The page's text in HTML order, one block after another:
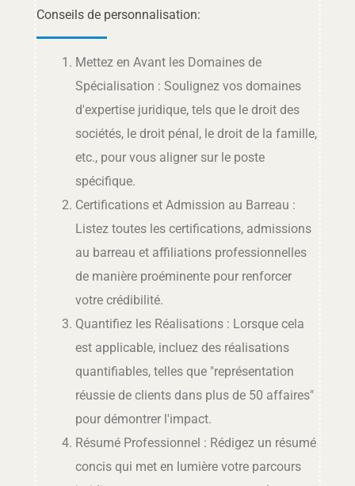
Conseils de personnalisation:
Mettez en Avant les Domaines de
Spécialisation : Soulignez vos domaines
d'expertise juridique, tels que le droit des
sociétés, le droit pénal, le droit de la famille,
etc., pour vous aligner sur le poste
spécifique.
Certifications et Admission au Barreau :
Listez toutes les certifications, admissions
au barreau et affiliations professionnelles
de manière proéminente pour renforcer
votre crédibilité.
Quantifiez les Réalisations : Lorsque cela
est applicable, incluez des réalisations
quantifiables, telles que "représentation
réussie de clients dans plus de 50 affaires"
pour démontrer l'impact.
Résumé Professionnel : Rédigez un résumé
concis qui met en lumière votre parcours